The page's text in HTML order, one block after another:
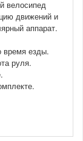
велосипед
движений и
аппарат.
время езды.
руля.